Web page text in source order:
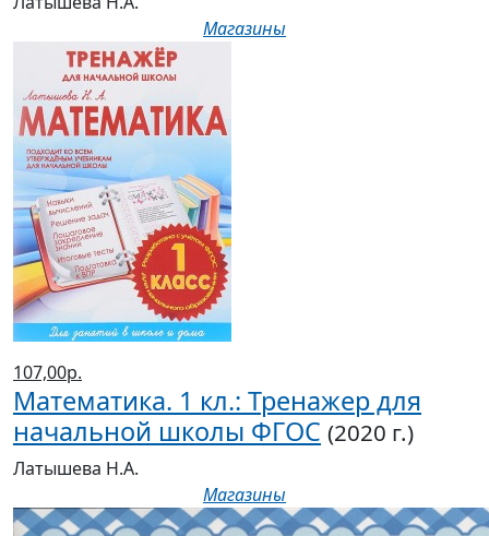
Магазины
107,00р.
Математика. 1 кл.: Тренажер для
начальной школы ФГОС (2020 г.)
Латышева Н.А.
Магазины